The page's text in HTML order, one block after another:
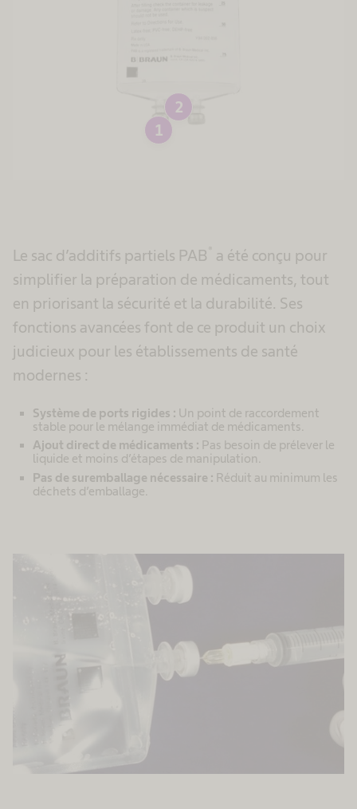
1
2
Le sac d’additifs partiels PAB a été conçu pour
simplifier la préparation de médicaments, tout
en priorisant la sécurité et la durabilité. Ses
fonctions avancées font de ce produit un choix
judicieux pour les établissements de santé
modernes :
Système de ports rigides : Un point de raccordement
stable pour le mélange immédiat de médicaments.
Ajout direct de médicaments : Pas besoin de prélever le
liquide et moins d’étapes de manipulation.
Pas de suremballage nécessaire : Réduit au minimum les
déchets d’emballage.